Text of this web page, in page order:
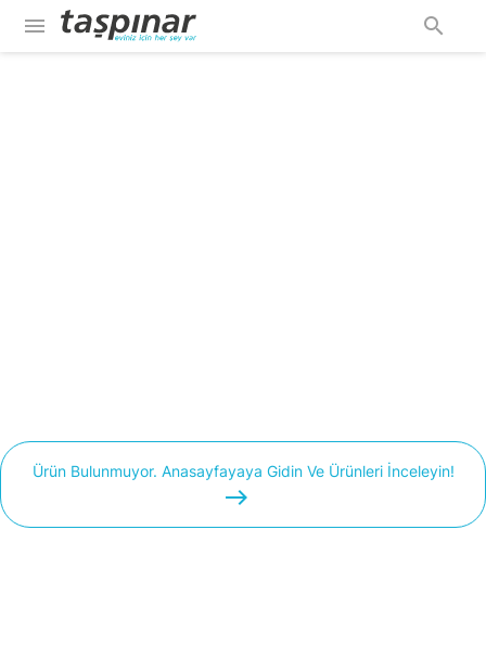
menu search
Ürün Bulunmuyor. Anasayfayaya Gidin Ve Ürünleri İnceleyin!
easts